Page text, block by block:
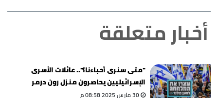
أخبار متعلقة
"متى سنرى أحباءنا؟".. عائلات الأسرى
الإسرائيليين يحاصرون منزل رون درمر
30 مارس 2025 08:58 م